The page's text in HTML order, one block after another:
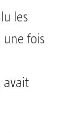
les
une fois
avait